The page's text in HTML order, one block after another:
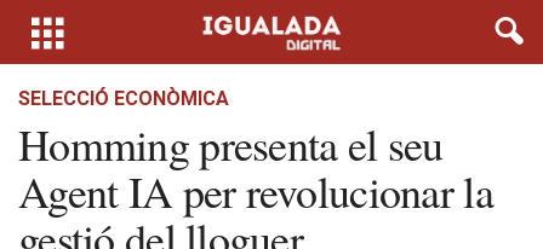
SELECCIÓ ECONÒMICA
Homming presenta el seu
Agent IA per revolucionar la